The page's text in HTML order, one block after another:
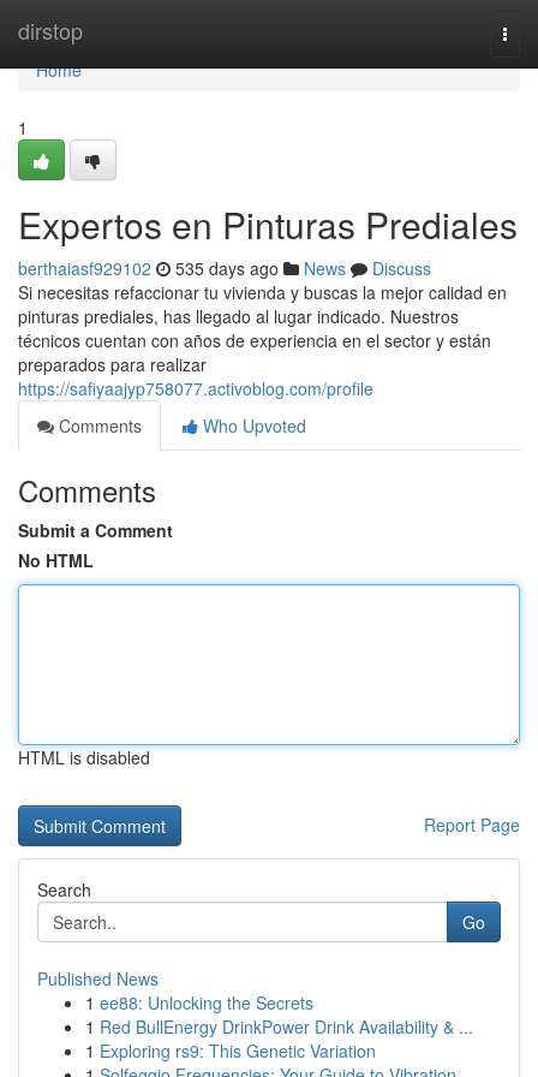
dirstop
Home
Home
1
Expertos en Pinturas Prediales
berthaiasf929102 535 days ago News
Discuss
Si necesitas refaccionar tu vivienda y buscas la mejor calidad en
pinturas prediales, has llegado al lugar indicado. Nuestros
técnicos cuentan con años de experiencia en el sector y están
preparados para realizar
https://safiyaajyp758077.activoblog.com/profile
Comments
Who Upvoted
Comments
Submit a Comment
No HTML
HTML is disabled
Report Page
Search
Go
Published News
1 ee88: Unlocking the Secrets
1 Red BullEnergy DrinkPower Drink Availability & ...
1 Exploring rs9: This Genetic Variation